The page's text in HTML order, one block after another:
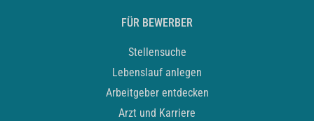
FÜR BEWERBER
Stellensuche
Lebenslauf anlegen
Arbeitgeber entdecken
Arzt und Karriere